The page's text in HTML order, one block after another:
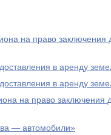
на право заключения
в аренду
в аренду
на право заключения
— автомобили»